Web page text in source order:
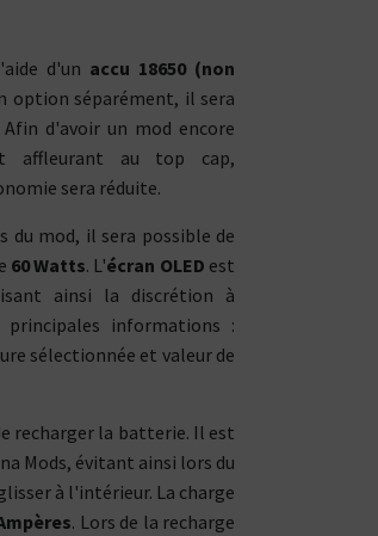
24 mm
25 mm
30 mm
en :
Inhalation
plutôt ?
Bottom
Feeder
E-Pipe
Boosters
Tout pour votre résistance
Fils résistifs
Coton et
d'un accu 18650 (non
option séparément, il sera
d'avoir un mod encore
affleurant au top cap,
sera réduite.
du mod, il sera possible de
60 Watts. L'écran OLED est
ainsi la discrétion à
informations :
sélectionnée et valeur de
recharger la batterie. Il est
Mods, évitant ainsi lors du
à l'intérieur. La charge
. Lors de la recharge